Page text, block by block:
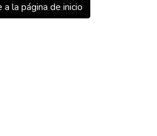
a la página de inicio